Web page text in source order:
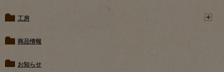
工房
商品情報
お知らせ